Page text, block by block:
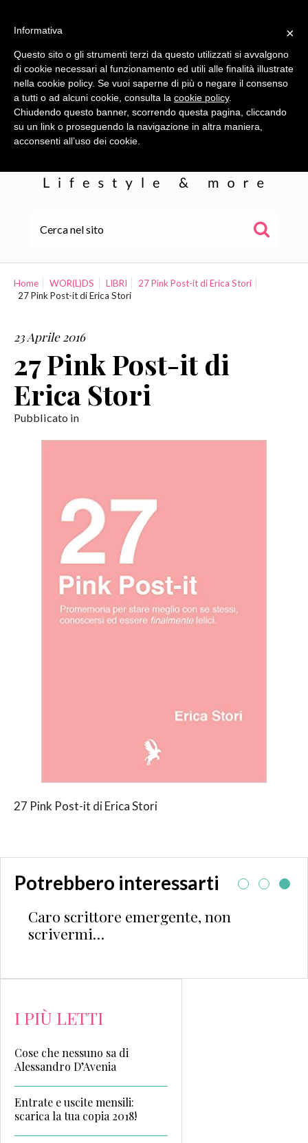
WOR(L)DS
COLLABORAZIONI
CONTATTI
Home WOR(L)DS LIBRI
27 Pink Post-it di Erica Stori
27 Pink Post-it di Erica Stori
23 Aprile 2016
27 Pink Post-it di
Erica Stori
Pubblicato in
27 Pink Post-it di Erica Stori
Potrebbero interessarti
Caro scrittore emergente, non
scrivermi…
I PIÙ LETTI
Cose che nessuno sa di
Alessandro D’Avenia
Entrate e uscite mensili:
scarica la tua copia 2018!
×
Informativa
Questo sito o gli strumenti terzi da questo utilizzati si avvalgono
di cookie necessari al funzionamento ed utili alle finalità illustrate
nella cookie policy. Se vuoi saperne di più o negare il consenso
a tutti o ad alcuni cookie, consulta la cookie policy.
Chiudendo questo banner, scorrendo questa pagina, cliccando
su un link o proseguendo la navigazione in altra maniera,
acconsenti all’uso dei cookie.